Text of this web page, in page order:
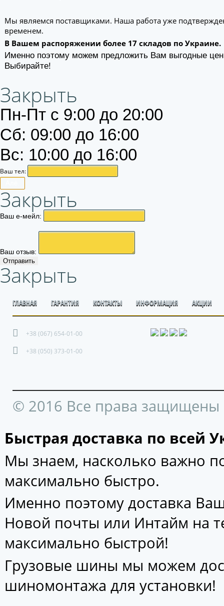
Мы являемся поставщиками. Наша работа уже
временем.
В Вашем распоряжении более 17 складов по Украине.
Именно поэтому можем предложить Вам выгодные
Выбирайте!
Закрыть
Пн-Пт с 9:00 до 20:00
Сб: 09:00 до 16:00
Вс: 10:00 до 16:00
Ваш тел:
Закрыть
Ваш е-мейл:
Ваш отзыв:
Отправить
Закрыть
ГЛАВНАЯ ГАРАНТИЯ КОНТАКТЫ ИНФОРМАЦИЯ АКЦИИ
+38 (067) 654-01-00
+38 (050) 373-01-00
© 2016 Все права защищены
Быстрая доставка по всей
Мы знаем, насколько важно
максимально быстро.
Именно поэтому доставка
Новой почты или Интайм на
максимально быстрой!
Грузовые шины мы можем
шиномонтажа для установки!